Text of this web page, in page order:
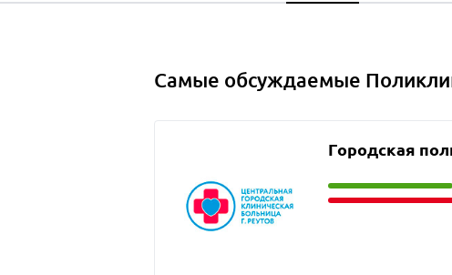
Самые обсуждаемые
Городская